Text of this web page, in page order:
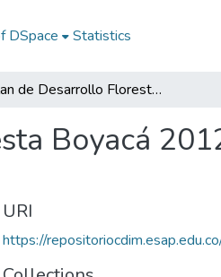
DSpace Statistics
Plan de Desarrollo Floresta Boyacá 2012-2015: PD Floresta Boyacá 2012-2015
Boyacá
URI
https://